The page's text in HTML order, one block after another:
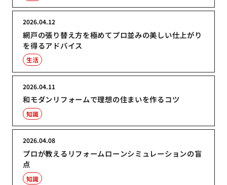
網戸の張り替え方を極めてプロ並みの美しい仕上がり
を得るアドバイス
2026.04.12
生活
和モダンリフォームで理想の住まいを作るコツ
2026.04.11
知識
プロが教えるリフォームローンシミュレーションの盲
点
2026.04.08
知識